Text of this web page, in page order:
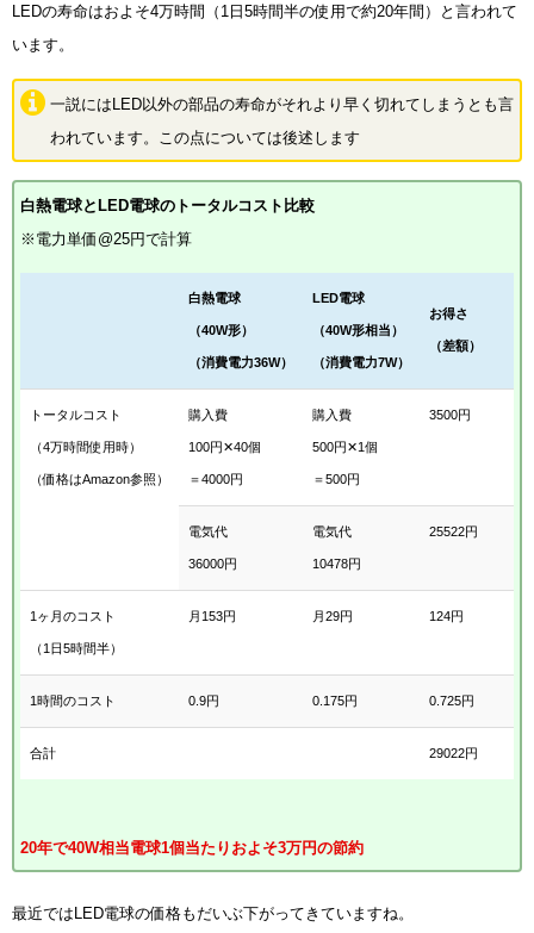
LEDの寿命はおよそ4万時間（1日5時間半の使用で約20年間）と言われて
います。
一説にはLED以外の部品の寿命がそれより早く切れてしまうとも言
われています。この点については後述します
白熱電球とLED電球のトータルコスト比較
※電力単価@25円で計算
白熱電球
（40W形）
（消費電力36W）
LED電球
（40W形相当）
（消費電力7W）
お得さ
（差額）
トータルコスト
（4万時間使用時）
（価格はAmazon参照）
購入費
100円✕40個
＝4000円
購入費
500円✕1個
＝500円
3500円
電気代
36000円
電気代
10478円
25522円
1ヶ月のコスト
（1日5時間半）
月153円 月29円 124円
1時間のコスト 0.9円 0.175円 0.725円
合計 29022円
20年で40W相当電球1個当たりおよそ3万円の節約
最近ではLED電球の価格もだいぶ下がってきていますね。